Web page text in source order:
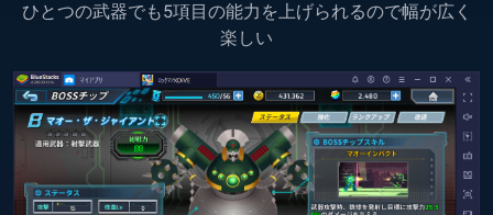
ひとつの武器でも5項目の能力を上げられるので幅が広く
楽しい